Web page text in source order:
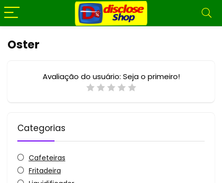
Oster
Avaliação do usuário: Seja o primeiro!
Categorias
Cafeteiras
Fritadeira